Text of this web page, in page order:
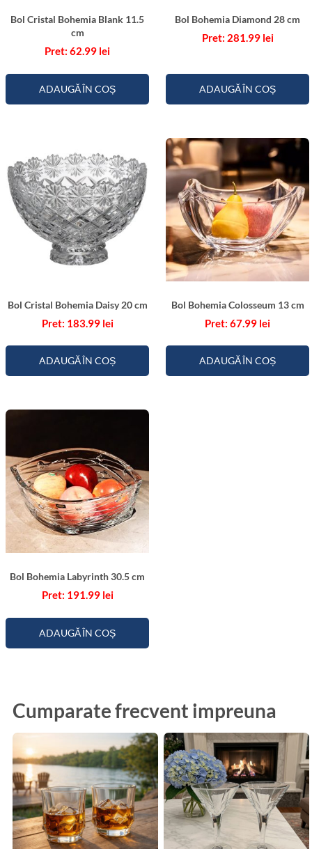
m
Bol Cristal Bohemia Blank 11.5
cm
62.99 lei
ADAUGĂ ÎN COȘ
Bol Bohemia Diamond 28 cm
281.99 lei
ADAUGĂ ÎN COȘ
Bol Cristal Bohemia Daisy 20 cm
183.99 lei
ADAUGĂ ÎN COȘ
Bol Bohemia Colosseum 13 cm
67.99 lei
ADAUGĂ ÎN COȘ
Bol Bohemia Labyrinth 30.5 cm
191.99 lei
ADAUGĂ ÎN COȘ
Cumparate frecvent impreuna